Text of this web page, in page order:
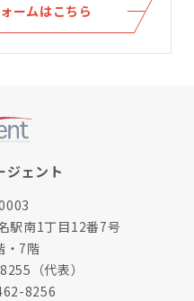
ームはこちら
ジェント
駅南1丁目12番7号
・7階
（代表）
8256